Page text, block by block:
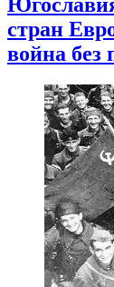
стран
война без